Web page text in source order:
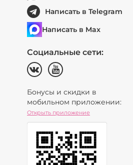
Написать в Telegram
Написать в Max
Социальные сети:
Бонусы и скидки в
мобильном приложении:
Открыть приложение